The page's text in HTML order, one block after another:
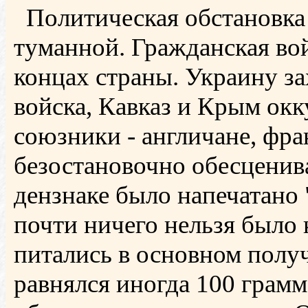
Политическая
туманной. Гражданская
концах страны. Украину
войска, Кавказ и Крым
союзники - англичане,
безостановочно
дензнаке было
почти ничего нельзя
питались в основном
равнялся иногда 100